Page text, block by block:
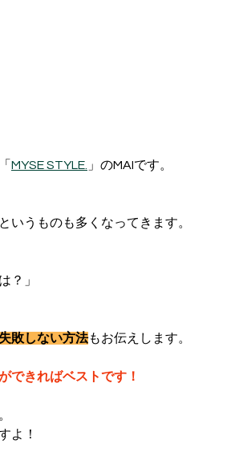
MYSE STYLE. 」のMAIです。
いうものも多くなってきます。
？」
敗しない方法もお伝えします。
できればベストです！
よ！